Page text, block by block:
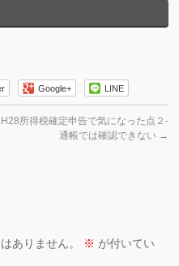
Google+ LINE
H28所得税確定申告で気になった点２-
通帳では確認できない →
ありません。 ※ が付いてい